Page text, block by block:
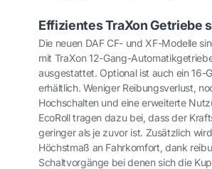
Effizientes TraXon Getriebe
Die neuen DAF CF- und XF-Modelle
mit TraXon 12-Gang-
ausgestattet. Optional ist auch ein 16-
erhältlich. Weniger Reibungsverlust,
Hochschalten und eine erweiterte
EcoRoll tragen dazu bei, dass der
geringer als je zuvor ist. Zusätzlich
Höchstmaß an Fahrkomfort, dank
Schaltvorgänge bei denen sich die